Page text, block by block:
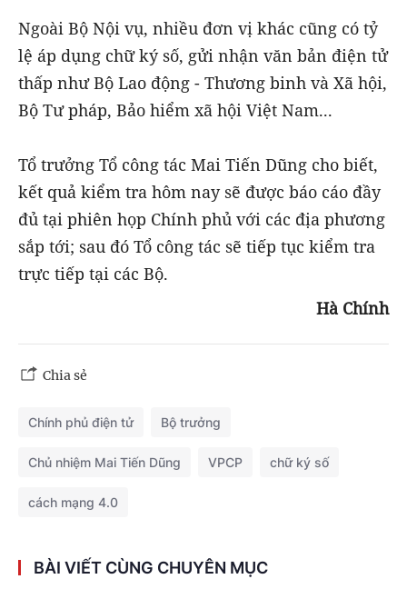
Ngoài Bộ Nội vụ, nhiều đơn vị khác cũng có tỷ
lệ áp dụng chữ ký số, gửi nhận văn bản điện tử
thấp như Bộ Lao động - Thương binh và Xã hội,
Bộ Tư pháp, Bảo hiểm xã hội Việt Nam...
Tổ trưởng Tổ công tác Mai Tiến Dũng cho biết,
kết quả kiểm tra hôm nay sẽ được báo cáo đầy
đủ tại phiên họp Chính phủ với các địa phương
sắp tới; sau đó Tổ công tác sẽ tiếp tục kiểm tra
trực tiếp tại các Bộ.
Hà Chính
Chia sẻ
Chính phủ điện tử Bộ trưởng
Chủ nhiệm Mai Tiến Dũng VPCP chữ ký số
cách mạng 4.0
BÀI VIẾT CÙNG CHUYÊN MỤC